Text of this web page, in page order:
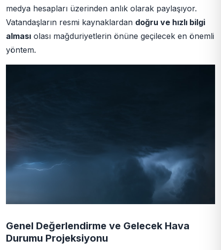
medya hesapları üzerinden anlık olarak paylaşıyor.
Vatandaşların resmi kaynaklardan doğru ve hızlı bilgi
alması olası mağduriyetlerin önüne geçilecek en önemli
yöntem.
Genel Değerlendirme ve Gelecek Hava
Durumu Projeksiyonu